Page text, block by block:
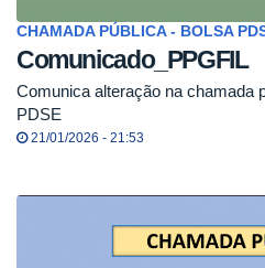
CHAMADA PÚBLICA - BOLSA
Comunicado_PPGFIL
Comunica alteração na chamada
PDSE
21/01/2026 - 21:53